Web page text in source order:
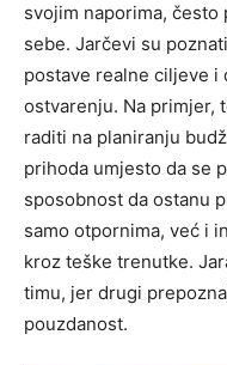
svojim naporima, često
sebe. Jarčevi su
postave realne ciljeve i
ostvarenju. Na primjer,
raditi na planiranju
prihoda umjesto da se
sposobnost da ostanu
samo otpornima, već i
kroz teške trenutke.
timu, jer drugi
pouzdanost.